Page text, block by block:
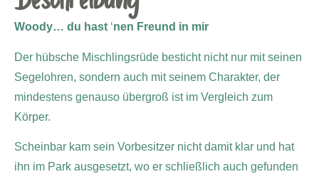
Woody… du hast ‘nen Freund in mir
Der hübsche Mischlingsrüde besticht nicht nur mit seinen
Segelohren, sondern auch mit seinem Charakter, der
mindestens genauso übergroß ist im Vergleich zum
Körper.
Scheinbar kam sein Vorbesitzer nicht damit klar und hat
ihn im Park ausgesetzt, wo er schließlich auch gefunden